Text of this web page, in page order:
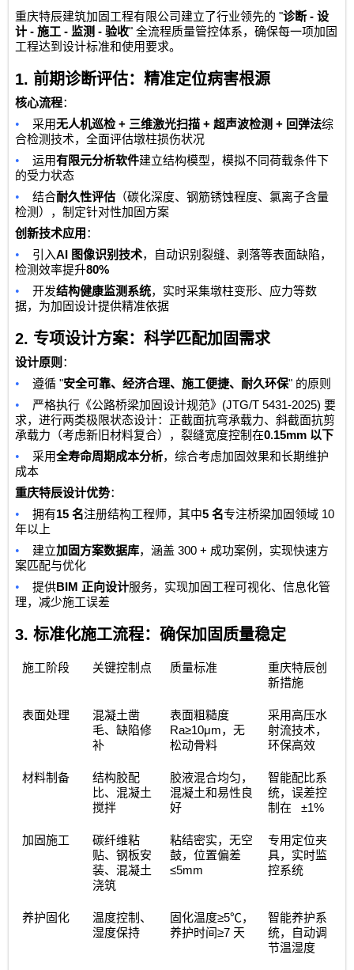
重庆特辰建筑加固工程有限公司 建立了行业领先的 "诊断 -设
计 -施工 -监测 -验收"全流程质量管控体系，确保每一项加固
工程达到设计标准和使用要求。
1. 前期诊断评估：精准定位病害根源
核心流程：
• 采用无人机巡检 + 三维激光扫描 +超声波检测 + 回弹法综
合检测技术，全面评估墩柱损伤状况
• 运用有限元分析软件建立结构模型，模拟不同荷载条件下
的受力状态
• 结合耐久性评估 （碳化深度、钢筋锈蚀程度、氯离子含量
检测），制定针对性加固方案
创新技术应用 ：
• 引入AI 图像识别技术，自动识别裂缝、剥落等表面缺陷，
检测效率提升80%
•
开发结构健康监测系统，实时采集墩柱变形、应力等数
据，为加固设计提供精准依据
2. 专项设计方案：科学匹配加固需求
设计原则 ：
• 遵循 "安全可靠、经济合理、施工便捷、耐久环保" 的原则
• 严格执行《公路桥梁加固设计规范》 (JTG/T 5431-2025)要
求，进行两类极限状态设计：正截面抗弯承载力、斜截面抗剪
承载力（考虑新旧材料复合），裂缝宽度控制在0.15mm 以下
• 采用全寿命周期成本分析，综合考虑加固效果和长期维护
成本
重庆特辰设计优势：
• 拥有15名注册结构工程师，其中5名专注桥梁加固领域 10
年以上
• 建立加固方案数据库，涵盖 300 + 成功案例，实现快速方
案匹配与优化
• 提供BIM正向设计服务，实现加固工程可视化、信息化管
理，减少施工误差
3.标准化施工流程：确保加固质量稳定
施工阶段 关键控制点 质量标准
重庆特辰创
新措施
表面处理
混凝土凿
毛、缺陷修
补
表面粗糙度
Ra≥10μm，无
松动骨料
采用高压水
射流技术，
环保高效
材料制备
结构胶配
比、混凝土
搅拌
胶液混合均匀，
混凝土和易性良
好
智能配比系
统，误差控
制在 ±1%
加固施工
碳纤维粘
贴、钢板安
装、混凝土
浇筑
粘结密实，无空
鼓，位置偏差
≤5mm
专用定位夹
具，实时监
控系统
养护固化
温度控制、
湿度保持
固化温度≥5℃，
养护时间 ≥7 天
智能养护系
统，自动调
节温湿度